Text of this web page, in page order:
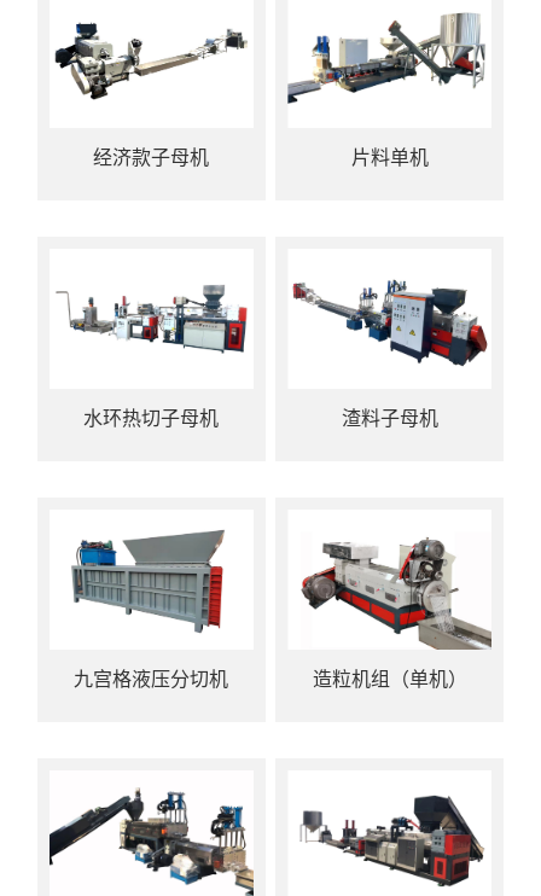
经济款子母机 片料单机
水环热切子母机 渣料子母机
九宫格液压分切机 造粒机组（单机）